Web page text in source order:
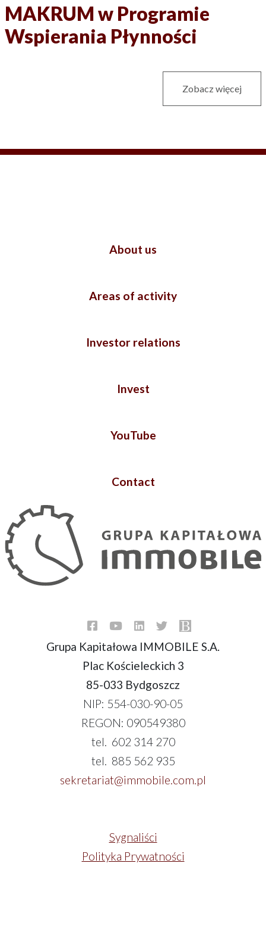
MAKRUM w Programie
Wspierania Płynności
Zobacz więcej
About us
Areas of activity
Investor relations
Invest
YouTube
Contact
Grupa Kapitałowa IMMOBILE S.A.
Plac Kościeleckich 3
85-033 Bydgoszcz
NIP: 554-030-90-05
REGON: 090549380
tel. 602 314 270
tel. 885 562 935
sekretariat@immobile.com.pl
Sygnaliści
Polityka Prywatności